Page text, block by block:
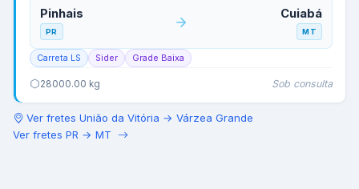
Pinhais
PR
Cuiabá
MT
Carreta LS Sider Grade Baixa
28000.00 kg Sob consulta
Ver fretes União da Vitória → Várzea Grande
Ver fretes PR → MT